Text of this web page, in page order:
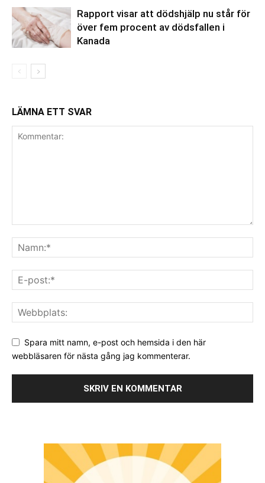
Rapport visar att dödshjälp nu står för
över fem procent av dödsfallen i
Kanada
LÄMNA ETT SVAR
Spara mitt namn, e-post och hemsida i den här
webbläsaren för nästa gång jag kommenterar.